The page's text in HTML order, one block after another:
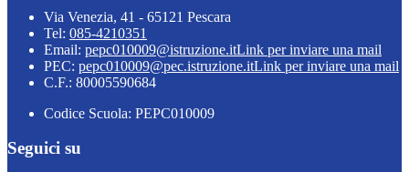
Via Venezia, 41 - 65121 Pescara
Tel: 085-4210351
Email: pepc010009@istruzione.itLink per inviare una mail
PEC: pepc010009@pec.istruzione.itLink per inviare una mail
C.F.: 80005590684
Codice Scuola: PEPC010009
Seguici su